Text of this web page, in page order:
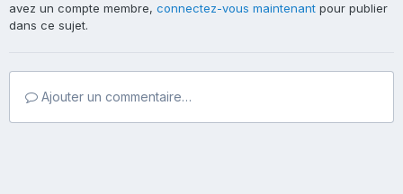
avez un compte membre, connectez-vous maintenant pour publier
dans ce sujet.
Ajouter un commentaire…